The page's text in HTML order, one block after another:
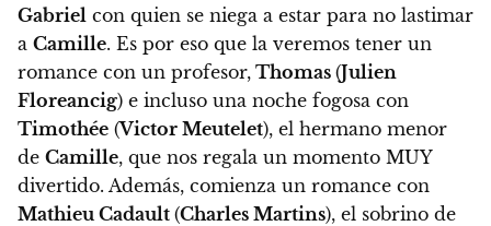
Gabriel con quien se niega a estar para no lastimar
a Camille. Es por eso que la veremos tener un
romance con un profesor, Thomas (Julien
Floreancig) e incluso una noche fogosa con
Timothée (Victor Meutelet), el hermano menor
de Camille, que nos regala un momento MUY
divertido. Además, comienza un romance con
Mathieu Cadault (Charles Martins), el sobrino de